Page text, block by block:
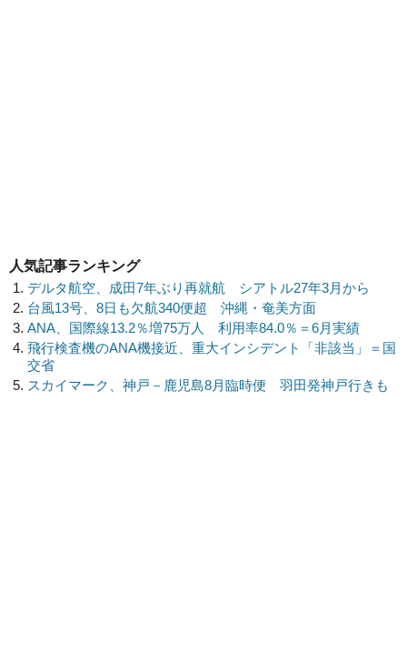
人気記事ランキング
デルタ航空、成田7年ぶり再就航 シアトル27年3月から
台風13号、8日も欠航340便超 沖縄・奄美方面
ANA、国際線13.2％増75万人 利用率84.0％＝6月実績
飛行検査機のANA機接近、重大インシデント「非該当」＝国
交省
スカイマーク、神戸－鹿児島8月臨時便 羽田発神戸行きも